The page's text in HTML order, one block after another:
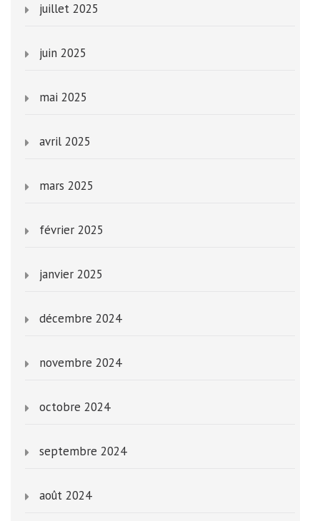
juillet 2025
juin 2025
mai 2025
avril 2025
mars 2025
février 2025
janvier 2025
décembre 2024
novembre 2024
octobre 2024
septembre 2024
août 2024